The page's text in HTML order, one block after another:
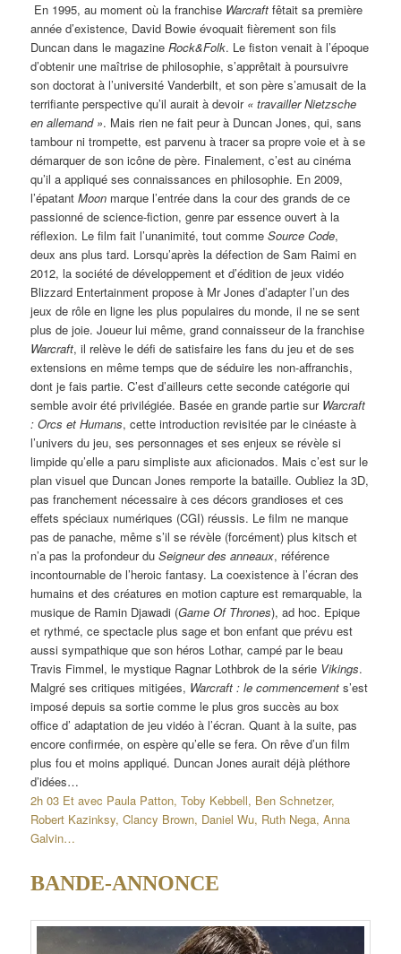
En 1995, au moment où la franchise Warcraft fêtait sa première
année d’existence, David Bowie évoquait fièrement son fils
Duncan dans le magazineRock&Folk. Le fiston venait à l’époque
d’obtenir une maîtrise de philosophie, s’apprêtait à poursuivre
son doctorat à l’université Vanderbilt, et son père s’amusait de la
terrifiante perspective qu’il aurait à devoir « travailler Nietzsche
en allemand ». Mais rien ne fait peur à Duncan Jones, qui, sans
tambour ni trompette, est parvenu à tracer sa propre voie et à se
démarquer de son icône de père. Finalement, c’est au cinéma
qu’il a appliqué ses connaissances en philosophie. En 2009,
l’épatantMoon marque l’entrée dans la cour des grands de ce
passionné de science-fiction, genre par essence ouvert à la
réflexion. Le film fait l’unanimité, tout commeSource Code,
deux ans plus tard. Lorsqu’après la défection de Sam Raimi en
2012, la société de développement et d’édition de jeux vidéo
Blizzard Entertainment propose à Mr Jones d’adapter l’un des
jeux de rôle en ligne les plus populaires du monde, il ne se sent
plus de joie. Joueur lui même, grand connaisseur de la franchise
Warcraft, il relève le défi de satisfaire les fans du jeu et de ses
extensions en même temps que de séduire les non-affranchis,
dont je fais partie. C’est d’ailleurs cette seconde catégorie qui
semble avoir été privilégiée. Basée en grande partie sur Warcraft
: Orcs et Humans, cette introduction revisitée par le cinéaste à
l’univers du jeu, ses personnages et ses enjeux se révèle si
limpide qu’elle a paru simpliste aux aficionados. Mais c’est sur le
plan visuel que Duncan Jones remporte la bataille. Oubliez la 3D,
pas franchement nécessaire à ces décors grandioses et ces
effets spéciaux numériques (CGI) réussis. Le film ne manque
pas de panache, même s’il se révèle (forcément) plus kitsch et
n’a pas la profondeur duSeigneur des anneaux, référence
incontournable de l’heroic fantasy. La coexistence à l’écran des
humains et des créatures en motion capture est remarquable, la
musique de Ramin Djawadi (Game Of Thrones), ad hoc. Epique
et rythmé, ce spectacle plus sage et bon enfant que prévu est
aussi sympathique que son héros Lothar, campé par le beau
Travis Fimmel, le mystique Ragnar Lothbrok de la série Vikings.
Malgré ses critiques mitigées, Warcraft : le commencement s’est
imposé depuis sa sortie comme le plus gros succès au box
office d’ adaptation de jeu vidéo à l’écran. Quant à la suite, pas
encore confirmée, on espère qu’elle se fera. On rêve d’un film
plus fou et moins appliqué. Duncan Jones aurait déjà pléthore
d’idées…
2h 03 Et avec Paula Patton, Toby Kebbell, Ben Schnetzer,
Robert Kazinksy, Clancy Brown, Daniel Wu, Ruth Nega, Anna
Galvin…
BANDE-ANNONCE